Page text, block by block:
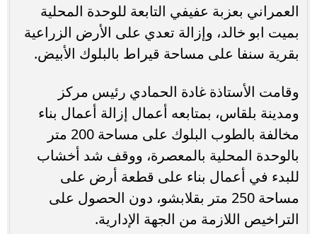
العمراني بعزبة عفيفي التابعة للوحدة المحلية
بميت ابو خالد، وإزالة تعدي على الأرض الزراعية
بقرية سنفا على مساحة قيراط بالبلوك الأبيض.
وقامت الأستاذة غادة الحمادي رئيس مركز
ومدينة بلقاس، بمتابعه أعمال إزالة أعمال بناء
مخالفة بالطوب البلوك على مساحة 200 متر
بالوحدة المحلية بالمعصرة، ووقف شد أخشاب
للبدء في أعمال بناء على قطعة أرض على
مساحة 250 متر بقلابشو، دون الحصول على
التراخيص اللازمة من الجهة الإدارية.